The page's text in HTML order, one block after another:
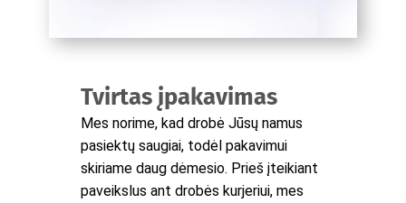
Tvirtas įpakavimas
Mes norime, kad drobė Jūsų namus
pasiektų saugiai, todėl pakavimui
skiriame daug dėmesio. Prieš įteikiant
paveikslus ant drobės kurjeriui, mes